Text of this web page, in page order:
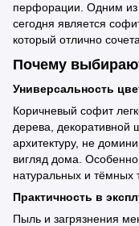
перфорации. Одним
сегодня является
который отлично
Почему
Универсальность
Коричневый софит
дерева, декоративной
архитектуру, не
вигляд дома.
натуральных и тёмных
Практичность в
Пыль и загрязнения